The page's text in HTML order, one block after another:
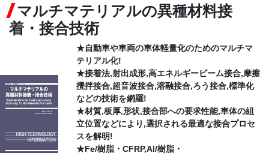
CONTACT
マルチマテリアルの異種材料接
着・接合技術
★自動車や車両の車体軽量化のためのマルチマ
テリアル化!
★接着法,射出成形,高エネルギービーム接合,摩擦
攪拌接合,超音波接合,溶融接合,ろう接合,標準化
などの技術を網羅!
★材質,板厚,形状,接合部への要求性能,車体の組
立位置などにより,選択される最適な接合プロセ
スを解明!
★Fe/樹脂・CFRP,Al/樹脂・